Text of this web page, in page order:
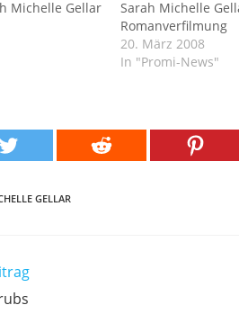
Michelle Gellar
Sarah Michelle
Romanverfilmung
20. März 2008
In "Promi-News"
GELLAR